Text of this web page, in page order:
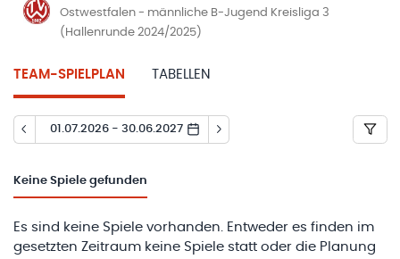
Ostwestfalen - männliche B-Jugend Kreisliga 3
(Hallenrunde 2024/2025)
TEAM-SPIELPLAN TABELLEN
01.07.2026 - 30.06.2027
Keine Spiele gefunden
Es sind keine Spiele vorhanden. Entweder es finden im
gesetzten Zeitraum keine Spiele statt oder die Planung